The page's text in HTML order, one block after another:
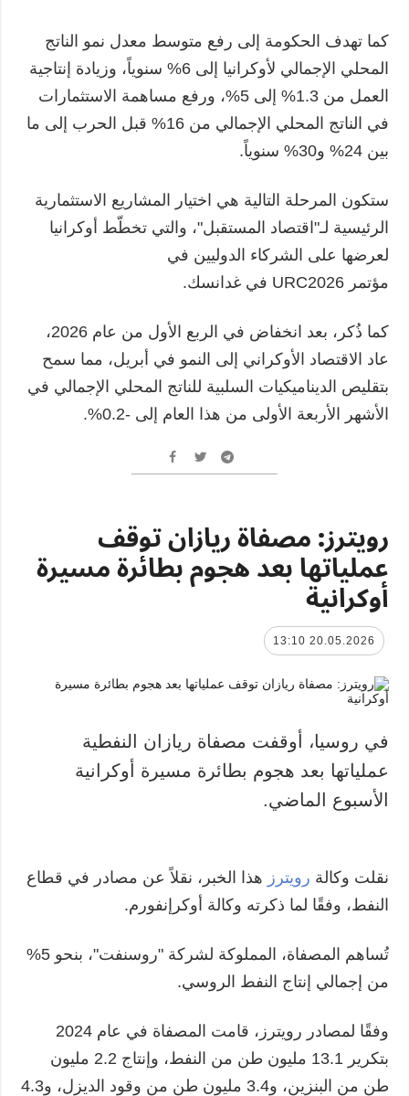
كما تهدف الحكومة إلى رفع متوسط معدل نمو الناتج
المحلي الإجمالي لأوكرانيا إلى 6% سنوياً، وزيادة إنتاجية
العمل من 1.3% إلى 5%، ورفع مساهمة الاستثمارات
في الناتج المحلي الإجمالي من 16% قبل الحرب إلى ما
بين 24% و30% سنوياً.
ستكون المرحلة التالية هي اختيار المشاريع الاستثمارية
الرئيسية لـ"اقتصاد المستقبل"، والتي تخطّط أوكرانيا
لعرضها على الشركاء الدوليين في
مؤتمر URC2026 في غدانسك.
كما ذُكر، بعد انخفاض في الربع الأول من عام 2026،
عاد الاقتصاد الأوكراني إلى النمو في أبريل، مما سمح
بتقليص الديناميكيات السلبية للناتج المحلي الإجمالي في
الأشهر الأربعة الأولى من هذا العام إلى -0.2%.
رويترز: مصفاة ريازان توقف
عملياتها بعد هجوم بطائرة مسيرة
أوكرانية
20.05.2026 13:10
في روسيا، أوقفت مصفاة ريازان النفطية
عملياتها بعد هجوم بطائرة مسيرة أوكرانية
الأسبوع الماضي.
نقلت وكالة رويترز هذا الخبر، نقلاً عن مصادر في قطاع
النفط، وفقًا لما ذكرته وكالة أوكرإنفورم.
تُساهم المصفاة، المملوكة لشركة "روسنفت"، بنحو 5%
من إجمالي إنتاج النفط الروسي.
وفقًا لمصادر رويترز، قامت المصفاة في عام 2024
بتكرير 13.1 مليون طن من النفط، وإنتاج 2.2 مليون
طن من البنزين، و3.4 مليون طن من وقود الديزل، و4.3